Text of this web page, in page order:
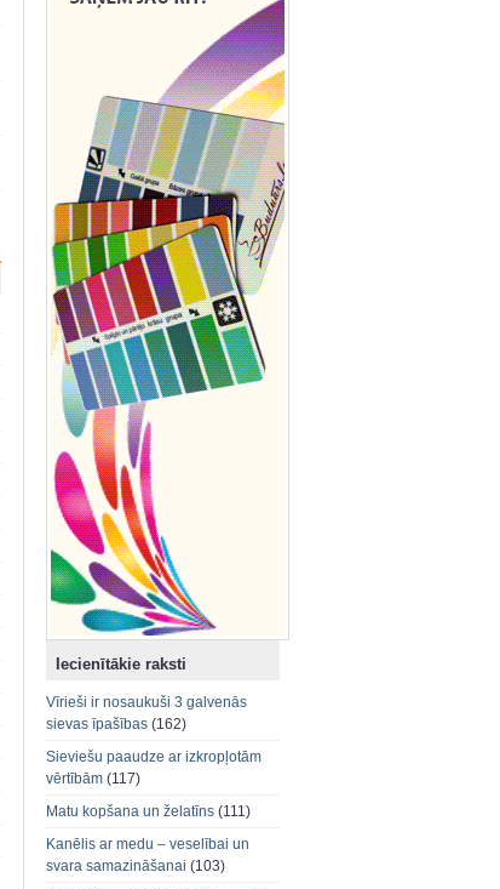
Iecienītākie raksti
Vīrieši ir nosaukuši 3 galvenās
sievas īpašības (162)
Sieviešu paaudze ar izkropļotām
vērtībām (117)
Matu kopšana un želatīns (111)
Kanēlis ar medu – veselībai un
svara samazināšanai (103)